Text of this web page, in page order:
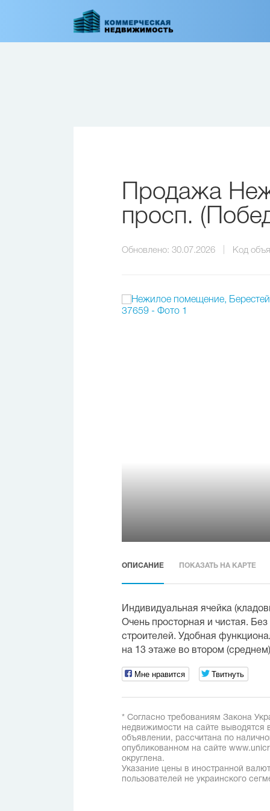
Продажа
просп.
Обновлено: 30.07.2026 Код
ОПИСАНИЕ ПОКАЗАТЬ НА КАРТЕ
Индивидуальная ячейка
Очень просторная и чистая.
строителей. Удобная
на 13 этаже во втором
Мне нравится Твитнуть
* Согласно требованиям Закона
недвижимости на сайте выводятся
объявлении, рассчитана по
опубликованном на сайте
округлена.
Указание цены в иностранной
пользователей не украинского